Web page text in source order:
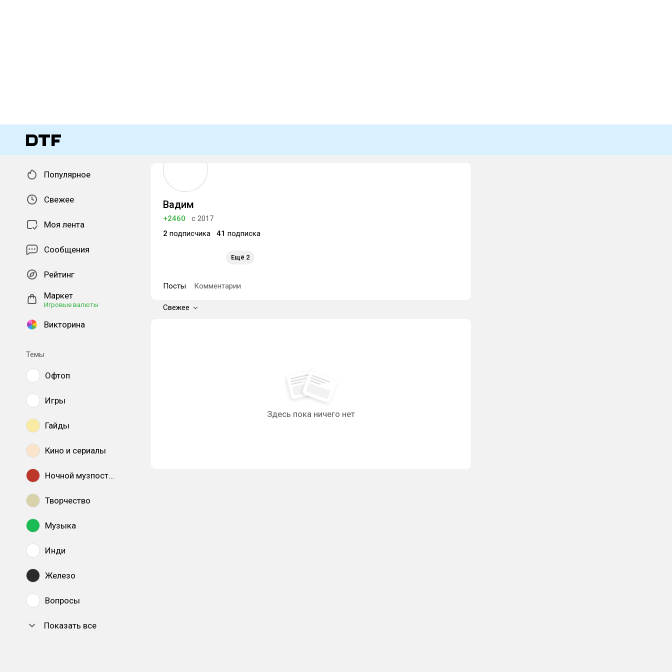
Популярное
Свежее
Моя лента
Сообщения
Рейтинг
Маркет
Игровые валюты
Викторина
Темы
Офтоп
Игры
Гайды
Кино и сериалы
Ночной музпостинг
Творчество
Музыка
Инди
Железо
Вопросы
Показать все
Вадим
+2460
с 2017
2 подписчика 41 подписка
Ещё 2
Посты Комментарии
Свежее
Здесь пока ничего нет